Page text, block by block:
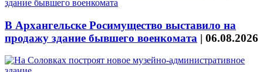
В Архангельске Росимущество выставило на
продажу здание бывшего военкомата | 06.08.2026